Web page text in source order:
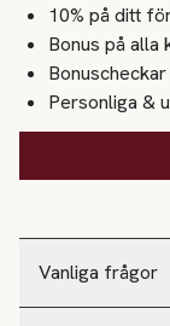
Vanliga frågor
10% på ditt
Bonus på alla
Bonuscheckar
Personliga &